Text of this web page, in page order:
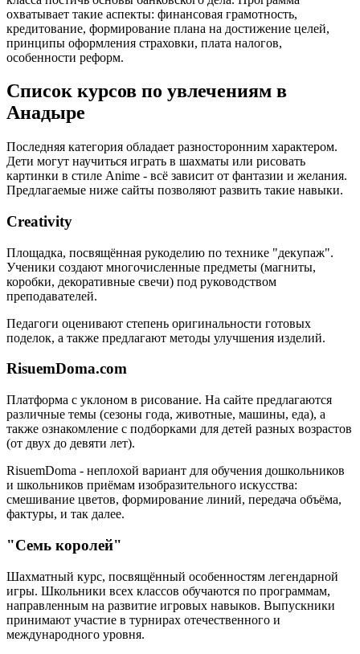
охватывает такие аспекты: финансовая грамотность,
кредитование, формирование плана на достижение целей,
принципы оформления страховки, плата налогов,
особенности реформ.
Список курсов по увлечениям в
Анадыре
Последняя категория обладает разносторонним характером.
Дети могут научиться играть в шахматы или рисовать
картинки в стиле Anime - всё зависит от фантазии и желания.
Предлагаемые ниже сайты позволяют развить такие навыки.
Creativity
Площадка, посвящённая рукоделию по технике "декупаж".
Ученики создают многочисленные предметы (магниты,
коробки, декоративные свечи) под руководством
преподавателей.
Педагоги оценивают степень оригинальности готовых
поделок, а также предлагают методы улучшения изделий.
RisuemDoma.com
Платформа с уклоном в рисование. На сайте предлагаются
различные темы (сезоны года, животные, машины, еда), а
также ознакомление с подборками для детей разных возрастов
(от двух до девяти лет).
RisuemDoma - неплохой вариант для обучения дошкольников
и школьников приёмам изобразительного искусства:
смешивание цветов, формирование линий, передача объёма,
фактуры, и так далее.
"Семь королей"
Шахматный курс, посвящённый особенностям легендарной
игры. Школьники всех классов обучаются по программам,
направленным на развитие игровых навыков. Выпускники
принимают участие в турнирах отечественного и
международного уровня.